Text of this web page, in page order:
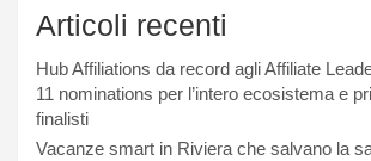
Articoli recenti
Hub Affiliations da record agli Affiliate
11 nominations per l’intero ecosistema e
finalisti
Vacanze smart in Riviera che salvano la